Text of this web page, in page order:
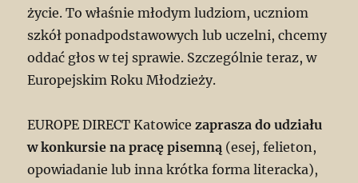
życie. To właśnie młodym ludziom, uczniom
szkół ponadpodstawowych lub uczelni, chcemy
oddać głos w tej sprawie. Szczególnie teraz, w
Europejskim Roku Młodzieży.
EUROPE DIRECT Katowicezaprasza do udziału
w konkursie na pracę pisemną (esej, felieton,
opowiadanie lub inna krótka forma literacka),